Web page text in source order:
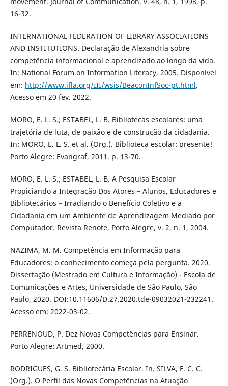
16-32.
INTERNATIONAL FEDERATION OF LIBRARY ASSOCIATIONS
AND INSTITUTIONS. Declaração de Alexandria sobre
competência informacional e aprendizado ao longo da vida.
In: National Forum on Information Literacy, 2005. Disponível
em: http://www.ifla.org/III/wsis/BeaconInfSoc-pt.html.
Acesso em 20 fev. 2022.
MORO, E. L. S.; ESTABEL, L. B. Bibliotecas escolares: uma
trajetória de luta, de paixão e de construção da cidadania.
In: MORO, E. L. S. et al. (Org.). Biblioteca escolar: presente!
Porto Alegre: Evangraf, 2011. p. 13-70.
MORO, E. L. S.; ESTABEL, L. B. A Pesquisa Escolar
Propiciando a Integração Dos Atores – Alunos, Educadores e
Bibliotecários – Irradiando o Benefício Coletivo e a
Cidadania em um Ambiente de Aprendizagem Mediado por
Computador. Revista Renote, Porto Alegre, v. 2, n. 1, 2004.
NAZIMA, M. M. Competência em Informação para
Educadores: o conhecimento começa pela pergunta. 2020.
Dissertação (Mestrado em Cultura e Informação) - Escola de
Comunicações e Artes, Universidade de São Paulo, São
Paulo, 2020. DOI:10.11606/D.27.2020.tde-09032021-232241.
Acesso em: 2022-03-02.
PERRENOUD, P. Dez Novas Competências para Ensinar.
Porto Alegre: Artmed, 2000.
RODRIGUES, G. S. Bibliotecária Escolar. In. SILVA, F. C. C.
(Org.). O Perfil das Novas Competências na Atuação